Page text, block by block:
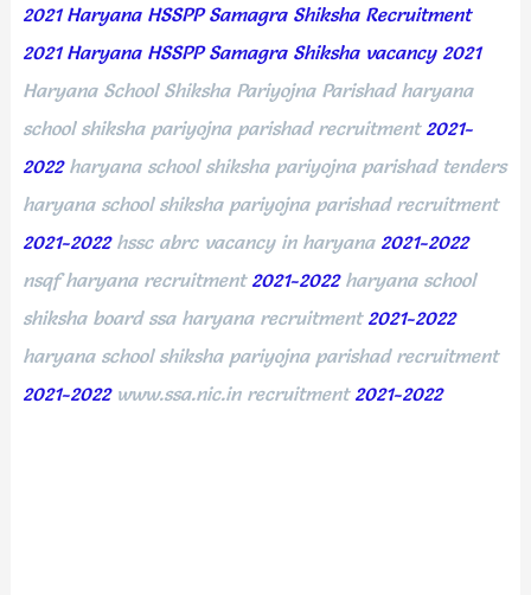
2021 Haryana HSSPP Samagra Shiksha Recruitment
2021Haryana HSSPP Samagra Shiksha vacancy 2021
Haryana School Shiksha Pariyojna Parishad haryana
school shiksha pariyojna parishad recruitment 2021-
2022haryana school shiksha pariyojna parishad tenders
haryana school shiksha pariyojna parishad recruitment
2021-2022hssc abrc vacancy in haryana 2021-2022
nsqf haryana recruitment 2021-2022haryana school
shiksha board ssa haryana recruitment 2021-2022
haryana school shiksha pariyojna parishad recruitment
2021-2022www.ssa.nic.in recruitment 2021-2022